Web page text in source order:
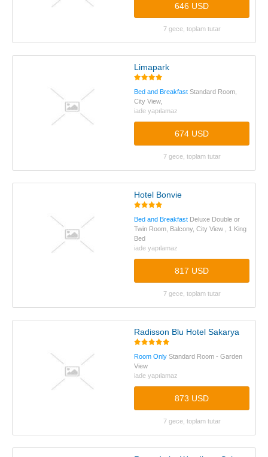
646 USD
7 gece, toplam tutar
Limapark
Bed and Breakfast Standard Room,
City View,
iade yapılamaz
674 USD
7 gece, toplam tutar
Hotel Bonvie
Bed and Breakfast Deluxe Double or
Twin Room, Balcony, City View , 1 King
Bed
iade yapılamaz
817 USD
7 gece, toplam tutar
Radisson Blu Hotel Sakarya
Room Only Standard Room - Garden
View
iade yapılamaz
873 USD
7 gece, toplam tutar